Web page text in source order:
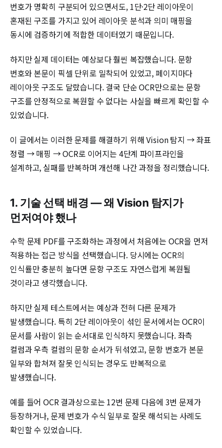
번호가 명확히 구분되어 있으면서도, 1단·2단 레이아웃이
혼재된 구조를 가지고 있어 레이아웃 분석과 의미 매핑을
동시에 검증하기에 적합한 데이터였기 때문입니다.
하지만 실제 데이터는 예상보다 훨씬 복잡했습니다. 문항
번호와 본문이 픽셀 단위로 밀착되어 있었고, 페이지마다
레이아웃 구조도 달랐습니다. 결국 단순 OCR만으로는 문항
구조를 안정적으로 복원할 수 없다는 사실을 빠르게 확인할 수
있었습니다.
이 글에서는 이러한 문제를 해결하기 위해 Vision 탐지 → 좌표
정렬 → 매핑 → OCR로 이어지는 4단계 파이프라인을
설계하고, 실패를 반복하며 개선해 나간 과정을 정리했습니다.
1. 기술 선택 배경 — 왜 Vision 탐지가
먼저여야 했나
수학 문제 PDF를 구조화하는 과정에서 처음에는 OCR을 먼저
적용하는 접근 방식을 선택했습니다. 당시에는 OCR의
인식률만 충분히 높다면 문항 구조도 자연스럽게 복원될
것이라고 생각했습니다.
하지만 실제 테스트에서는 예상과 전혀 다른 문제가
발생했습니다. 특히 2단 레이아웃이 섞인 문서에서는 OCR이
문서를 사람이 읽는 순서대로 인식하지 못했습니다. 좌측
컬럼과 우측 컬럼의 문항 순서가 뒤섞였고, 문항 번호가 본문
일부와 합쳐져 잘못 인식되는 경우도 반복적으로
발생했습니다.
예를 들어 OCR 결과상으로는 12번 문제 다음에 3번 문제가
등장하거나, 문제 번호가 수식 일부로 잘못 해석되는 사례도
확인할 수 있었습니다.